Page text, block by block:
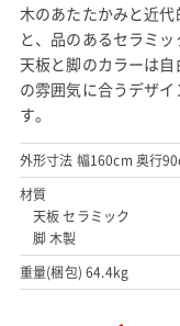
木のあたたかみと近
と、品のあるセラミッ
天板と脚のカラーは
の雰囲気に合うデザ
す。
外形寸法 幅160cm 奥行
材質
天板 セラミック
脚 木製
重量(梱包) 64.4kg